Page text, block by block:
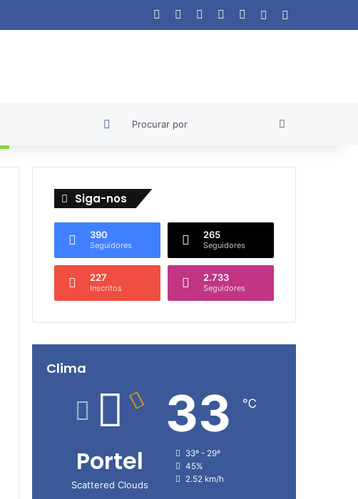
Facebook YouTubeInstagramWhatsAppArtigo aleatório
Artigo aleatório
Siga-nos
390
Seguidores
265
Seguidores
227
Inscritos
2.733
Seguidores
Clima
Portel
Scattered Clouds
33 ℃
33º - 29º
45%
2.52 km/h